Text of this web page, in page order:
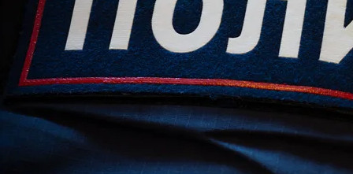
Происшествия
09.06.2026 10:36 373